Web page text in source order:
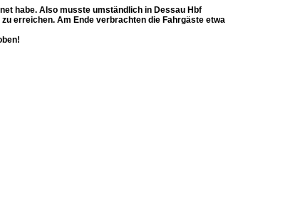
habe. Also musste umständlich in Dessau Hbf
erreichen. Am Ende verbrachten die Fahrgäste etwa